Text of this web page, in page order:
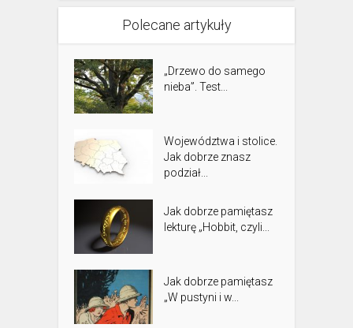
Polecane artykuły
„Drzewo do samego
nieba”. Test...
Województwa i stolice.
Jak dobrze znasz
podział...
Jak dobrze pamiętasz
lekturę „Hobbit, czyli...
Jak dobrze pamiętasz
„W pustyni i w...